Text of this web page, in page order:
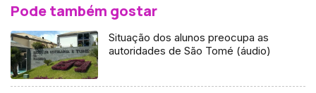
Pode também gostar
Situação dos alunos preocupa as
autoridades de São Tomé (áudio)